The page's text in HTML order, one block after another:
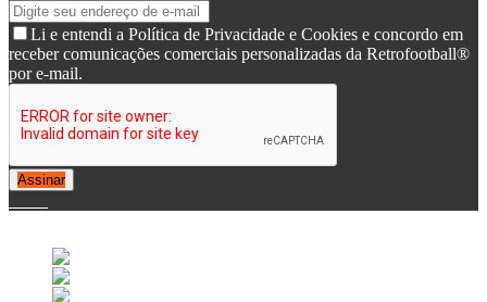
Li e entendi a Política de Privacidade e Cookies e concordo em
receber comunicações comerciais personalizadas da Retrofootball®
por e-mail.
Assinar